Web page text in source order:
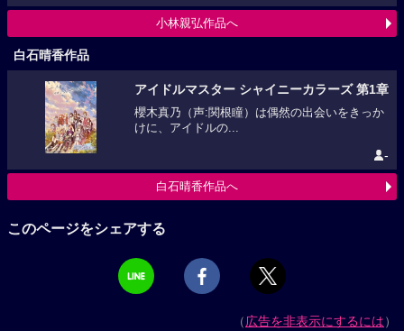
小林親弘作品へ
白石晴香作品
アイドルマスター シャイニーカラーズ 第1章
櫻木真乃（声:関根瞳）は偶然の出会いをきっか
けに、アイドルの...
-
白石晴香作品へ
このページをシェアする
（広告を非表示にするには）